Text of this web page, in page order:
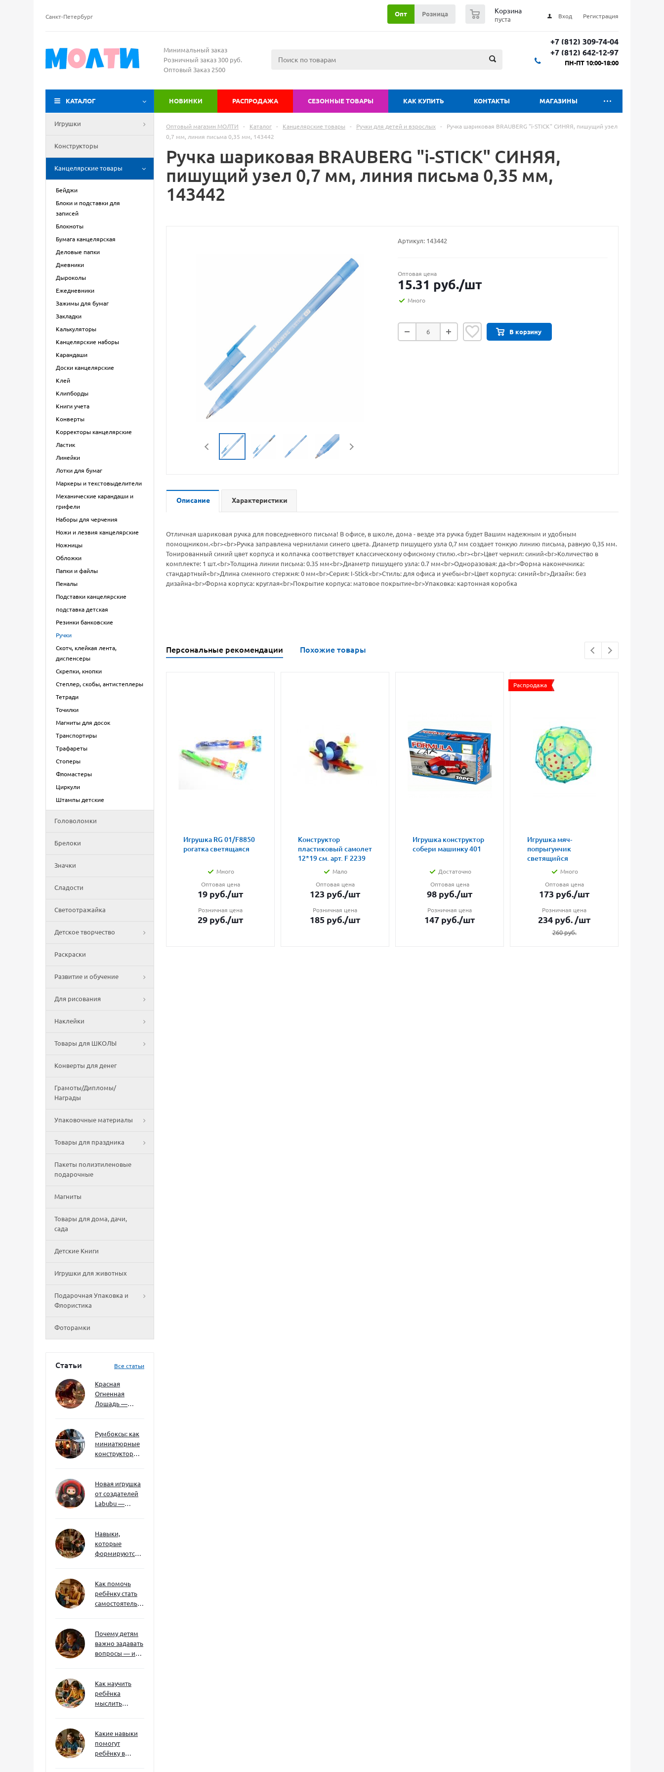
Санкт-Петербург Вход Регистрация
Корзина
пуста
Опт Розница
Минимальный заказ
Розничный заказ 300 руб.
Оптовый Заказ 2500
+7 (812) 309-74-04
+7 (812) 642-12-97
ПН-ПТ 10:00-18:00
КАТАЛОГ НОВИНКИ РАСПРОДАЖА СЕЗОННЫЕ ТОВАРЫ КАК КУПИТЬ КОНТАКТЫ МАГАЗИНЫ
Игрушки
Конструкторы
Канцелярские товары
Бейджи
Блоки и подставки для
записей
Блокноты
Бумага канцелярская
Деловые папки
Дневники
Дыроколы
Ежедневники
Зажимы для бумаг
Закладки
Калькуляторы
Канцелярские наборы
Карандаши
Доски канцелярские
Клей
Клипборды
Книги учета
Конверты
Корректоры канцелярские
Ластик
Линейки
Лотки для бумаг
Маркеры и текстовыделители
Механические карандаши и
грифели
Наборы для черчения
Ножи и лезвия канцелярские
Ножницы
Обложки
Папки и файлы
Пеналы
Подставки канцелярские
подставка детская
Резинки банковские
Ручки
Скотч, клейкая лента,
диспенсеры
Скрепки, кнопки
Степлер, скобы, антистеплеры
Тетради
Точилки
Магниты для досок
Транспортиры
Трафареты
Стоперы
Фломастеры
Циркули
Штампы детские
Головоломки
Брелоки
Значки
Сладости
Светоотражайка
Детское творчество
Раскраски
Развитие и обучение
Для рисования
Наклейки
Товары для ШКОЛЫ
Конверты для денег
Грамоты/Дипломы/
Награды
Упаковочные материалы
Товары для праздника
Пакеты полиэтиленовые
подарочные
Магниты
Товары для дома, дачи,
сада
Детские Книги
Игрушки для животных
Подарочная Упаковка и
Флористика
Фоторамки
Статьи Все статьи
Красная
Огненная
Лошадь —
ждать и как
подготовиться
Румбоксы: как
миниатюрные
конструкторы
мышление и
внимание к
деталям
Новая игрушка
от создателей
Labubu —
Навыки,
которые
формируются
ребёнка
успешным
Как помочь
ребёнку стать
самостоятельным
Почему детям
важно задавать
вопросы — и
Как научить
ребёнка
мыслить
сложностей
Какие навыки
помогут
ребёнку в
Оптовый магазин МОЛТИ - Каталог - Канцелярские товары - Ручки для детей и взрослых -
Ручка шариковая BRAUBERG "i-STICK" СИНЯЯ, пишущий узел
0,7 мм, линия письма 0,35 мм, 143442
Ручка шариковая BRAUBERG "i-STICK" СИНЯЯ,
пишущий узел 0,7 мм, линия письма 0,35 мм,
143442
Артикул: 143442
Оптовая цена
15.31 руб./шт
Много
В корзину
Описание Характеристики
Отличная шариковая ручка для повседневного письма! В офисе, в школе, дома - везде эта ручка будет Вашим надежным и удобным
помощником.<br><br>Ручка заправлена чернилами синего цвета. Диаметр пишущего узла 0,7 мм создает тонкую линию письма, равную 0,35 мм.
Тонированный синий цвет корпуса и колпачка соответствует классическому офисному стилю.<br><br>Цвет чернил: синий<br>Количество в
комплекте: 1 шт.<br>Толщина линии письма: 0.35 мм<br>Диаметр пишущего узла: 0.7 мм<br>Одноразовая: да<br>Форма наконечника:
стандартный<br>Длина сменного стержня: 0 мм<br>Серия: I-Stick<br>Стиль: для офиса и учебы<br>Цвет корпуса: синий<br>Дизайн: без
дизайна<br>Форма корпуса: круглая<br>Покрытие корпуса: матовое покрытие<br>Упаковка: картонная коробка
Персональные рекомендации Похожие товары
Игрушка RG 01/F8850
рогатка светящаяся
Много
Оптовая цена
19 руб./шт
Розничная цена
29 руб./шт
Конструктор
пластиковый самолет
12*19 см. арт. F 2239
Мало
Оптовая цена
123 руб./шт
Розничная цена
185 руб./шт
Игрушка конструктор
собери машинку 401
Достаточно
Оптовая цена
98 руб./шт
Розничная цена
147 руб./шт
Распродажа
Игрушка мяч-
попрыгунчик
светящийся
Много
Оптовая цена
173 руб./шт
Розничная цена
234 руб. /шт
260руб.